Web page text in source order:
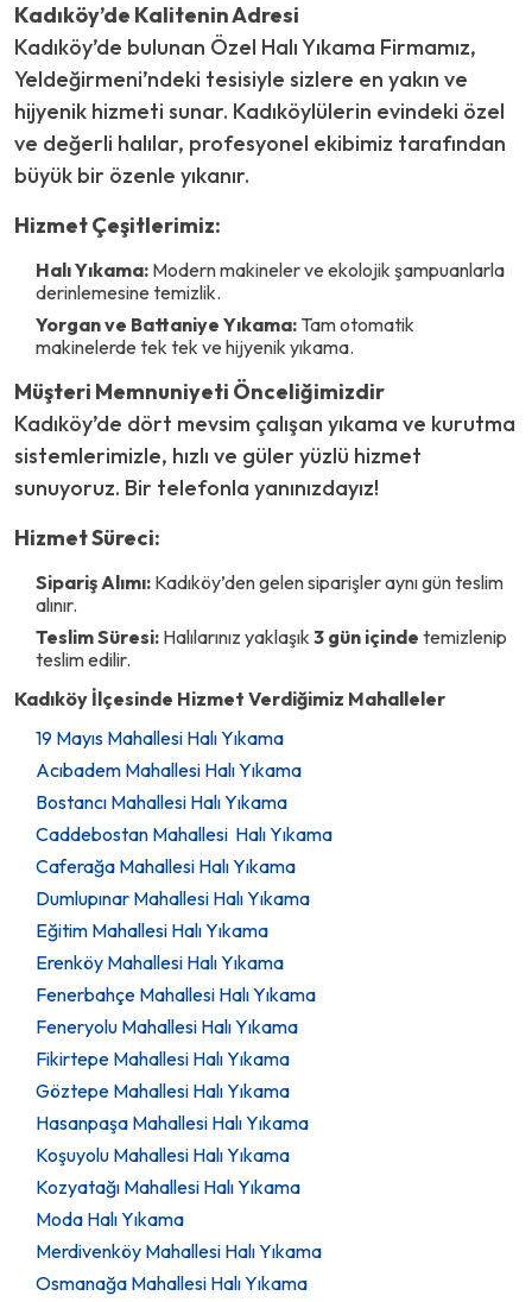
Kadıköy’de Kalitenin Adresi
Kadıköy’de bulunan Özel Halı Yıkama Firmamız,
Yeldeğirmeni’ndeki tesisiyle sizlere en yakın ve
hijyenik hizmeti sunar. Kadıköylülerin evindeki özel
ve değerli halılar, profesyonel ekibimiz tarafından
büyük bir özenle yıkanır.
Hizmet Çeşitlerimiz:
Halı Yıkama: Modern makineler ve ekolojik şampuanlarla
derinlemesine temizlik.
Yorgan ve Battaniye Yıkama: Tam otomatik
makinelerde tek tek ve hijyenik yıkama.
Müşteri Memnuniyeti Önceliğimizdir
Kadıköy’de dört mevsim çalışan yıkama ve kurutma
sistemlerimizle, hızlı ve güler yüzlü hizmet
sunuyoruz. Bir telefonla yanınızdayız!
Hizmet Süreci:
Sipariş Alımı: Kadıköy’den gelen siparişler aynı gün teslim
alınır.
Teslim Süresi: Halılarınız yaklaşık 3 gün içinde temizlenip
teslim edilir.
Kadıköy İlçesinde Hizmet Verdiğimiz Mahalleler
19 Mayıs Mahallesi Halı Yıkama
Acıbadem Mahallesi Halı Yıkama
Bostancı Mahallesi Halı Yıkama
Caddebostan Mahallesi Halı Yıkama
Caferağa Mahallesi Halı Yıkama
Dumlupınar Mahallesi Halı Yıkama
Eğitim Mahallesi Halı Yıkama
Erenköy Mahallesi Halı Yıkama
Fenerbahçe Mahallesi Halı Yıkama
Feneryolu Mahallesi Halı Yıkama
Fikirtepe Mahallesi Halı Yıkama
Göztepe Mahallesi Halı Yıkama
Hasanpaşa Mahallesi Halı Yıkama
Koşuyolu Mahallesi Halı Yıkama
Kozyatağı Mahallesi Halı Yıkama
Moda Halı Yıkama
Merdivenköy Mahallesi Halı Yıkama
Osmanağa Mahallesi Halı Yıkama